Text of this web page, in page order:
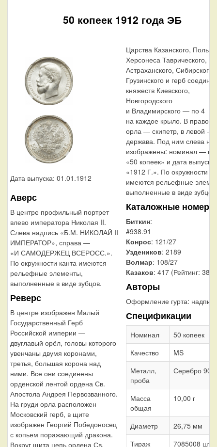
50 копеек 1912 года ЭБ
Дата выпуска: 01.01.1912
Аверс
В центре профильный портрет
влево императора Николая II.
Слева надпись «Б.М. НИКОЛАЙ II
ИМПЕРАТОР», справа —
«И САМОДЕРЖЕЦ ВСЕРОСС.».
По окружности канта имеются
рельефные элементы,
выполненные в виде зубцов.
Реверс
В центре изображен Малый
Государственный Герб
Российской империи —
двуглавый орёл, головы которого
увенчаны двумя коронами,
третья, большая корона над
ними. Все они соединены
орденской лентой ордена Св.
Апостола Андрея Первозванного.
На груди орла расположен
Московский герб, в щите
изображен Георгий Победоносец
с копьем поражающий дракона.
Вокруг щита цепь ордена Св.
Царства Казанского,
Херсонеса Таврического,
Астраханского, Сибирского,
Грузинского и герб
княжеств Киевского,
Новгородского
и Владимирского — по 4
на каждое крыло. В правой
орла — скипетр, в левой —
держава. Под ним слева
изображены: номинал —
«50 копеек» и дата выпуска
«1912 Г.». По окружности
имеются рельефные
выполненные в виде зубцов.
Каталожные номера
Биткин:
#938.91
Конрос: 121/27
Уздеников: 2189
Волмар: 108/27
Казаков: 417 (Рейтинг: 38)
Авторы
Оформление гурта: надпись
Спецификации
Номинал
50 копеек
Качество
MS
Металл,
проба
Серебро 900
Масса
общая
10,00 г
Диаметр
26,75 мм
Тираж
7085008 шт.